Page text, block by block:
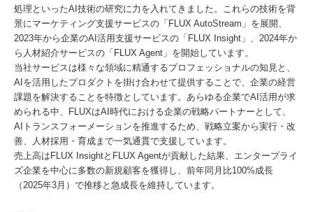
処理といったAI技術の研究に力を入れてきました。これらの技術を背
景にマーケティング支援サービスの「FLUX AutoStream」を展開、
2023年から企業のAI活用支援サービスの「FLUX Insight」、2024年か
ら人材紹介サービスの「FLUX Agent」を開始しています。
当社サービスは様々な領域に精通するプロフェッショナルの知見と、
AIを活用したプロダクトを掛け合わせて提供することで、企業の経営
課題を解決することを特徴としています。あらゆる企業でAI活用が求
められる中、FLUXはAI時代における企業の戦略パートナーとして、
AIトランスフォーメーションを推進するため、戦略立案から実行・改
善、人材採用・育成まで一気通貫で支援しています。
売上高はFLUX InsightとFLUX Agentが貢献した結果、エンタープライ
ズ企業を中心に多数の新規顧客を獲得し、前年同月比100%成長
（2025年3月）で推移と急成長を維持しています。